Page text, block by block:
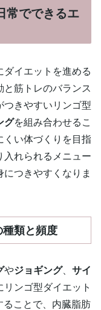
常でできるエ
ダイエットを進める
と筋トレのバランス
つきやすいリンゴ型
グを組み合わせるこ
くい体づくりを目指
入れられるメニュー
つきやすくなりま
類と頻度
やジョギング、 サイ
ンゴ型ダイエット
ることで、内臓脂肪